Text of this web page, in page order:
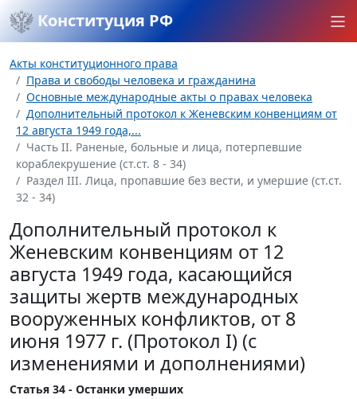
Конституция РФ
Акты конституционного права
Права и свободы человека и гражданина
Основные международные акты о правах человека
Дополнительный протокол к Женевским конвенциям от
12 августа 1949 года,...
Часть II. Раненые, больные и лица, потерпевшие
кораблекрушение (ст.ст. 8 - 34)
Раздел III. Лица, пропавшие без вести, и умершие (ст.ст.
32 - 34)
Дополнительный протокол к
Женевским конвенциям от 12
августа 1949 года, касающийся
защиты жертв международных
вооруженных конфликтов, от 8
июня 1977 г. (Протокол I) (с
изменениями и дополнениями)
Статья 34 - Останки умерших